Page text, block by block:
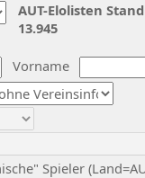
Vorname
Spieler
AUT-Elolisten
13.945